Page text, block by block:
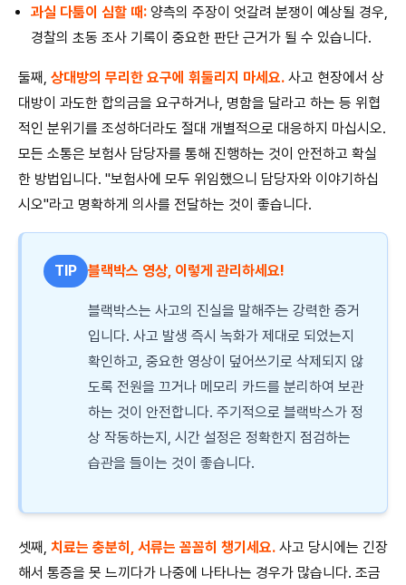
과실 다툼이 심할 때: 양측의 주장이 엇갈려 분쟁이 예상될 경우,
경찰의 초동 조사 기록이 중요한 판단 근거가 될 수 있습니다.
둘째, 상대방의 무리한 요구에 휘둘리지 마세요. 사고 현장에서 상
대방이 과도한 합의금을 요구하거나, 명함을 달라고 하는 등 위협
적인 분위기를 조성하더라도 절대 개별적으로 대응하지 마십시오.
모든 소통은 보험사 담당자를 통해 진행하는 것이 안전하고 확실
한 방법입니다. "보험사에 모두 위임했으니 담당자와 이야기하십
시오"라고 명확하게 의사를 전달하는 것이 좋습니다.
TIP 블랙박스 영상, 이렇게 관리하세요!
블랙박스는 사고의 진실을 말해주는 강력한 증거
입니다. 사고 발생 즉시 녹화가 제대로 되었는지
확인하고, 중요한 영상이 덮어쓰기로 삭제되지 않
도록 전원을 끄거나 메모리 카드를 분리하여 보관
하는 것이 안전합니다. 주기적으로 블랙박스가 정
상 작동하는지, 시간 설정은 정확한지 점검하는
습관을 들이는 것이 좋습니다.
셋째, 치료는 충분히, 서류는 꼼꼼히 챙기세요. 사고 당시에는 긴장
해서 통증을 못 느끼다가 나중에 나타나는 경우가 많습니다. 조금